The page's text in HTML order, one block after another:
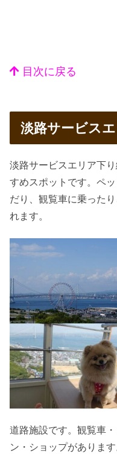
目次に戻る
淡路サービス
淡路サービスエリア下
すめスポットです。ペ
だり、観覧車に乗った
れます。
道路施設です。観覧車
ン・ショップがありま